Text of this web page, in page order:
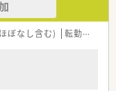
ぼなし含む) 転勤なし